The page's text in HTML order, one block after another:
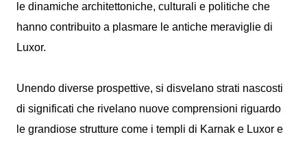
le dinamiche architettoniche, culturali e politiche che
hanno contribuito a plasmare le antiche meraviglie di
Luxor.
Unendo diverse prospettive, si disvelano strati nascosti
di significati che rivelano nuove comprensioni riguardo
le grandiose strutture come i templi di Karnak e Luxor e